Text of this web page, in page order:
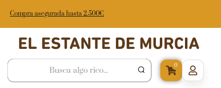
Compra asegurada hasta 2.500€
0